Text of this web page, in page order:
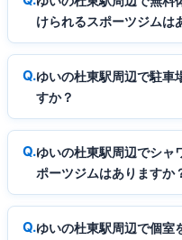
けられるスポーツジムは
ゆいの杜東駅周辺で駐車
すか？
ゆいの杜東駅周辺でシャ
ポーツジムはありますか
ゆいの杜東駅周辺で個室